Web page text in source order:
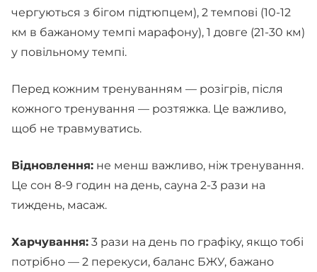
чергуються з бігом підтюпцем), 2 темпові (10-12
км в бажаному темпі марафону), 1 довге (21-30 км)
у повільному темпі.
Перед кожним тренуванням — розігрів, після
кожного тренування — розтяжка. Це важливо,
щоб не травмуватись.
Відновлення: не менш важливо, ніж тренування.
Це сон 8-9 годин на день, сауна 2-3 рази на
тиждень, масаж.
Харчування: 3 рази на день по графіку, якщо тобі
потрібно — 2 перекуси, баланс БЖУ, бажано